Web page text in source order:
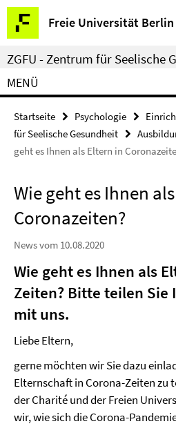
Springe
direkt
zu
Inhalt
Freie Universität Berlin
Service-
Navigation
ZGFU - Zentrum für Seelische
MENÜ
Startseite Psychologie
für Seelische Gesundheit
geht es Ihnen als Eltern in
Wie geht es Ihnen
Coronazeiten?
News vom 10.08.2020
Wie geht es Ihnen als
Zeiten? Bitte teilen Sie
mit uns.
Liebe Eltern,
gerne möchten wir Sie dazu
Elternschaft in Corona-Zeiten zu
der Charité und der Freien
wir, wie sich die Corona-